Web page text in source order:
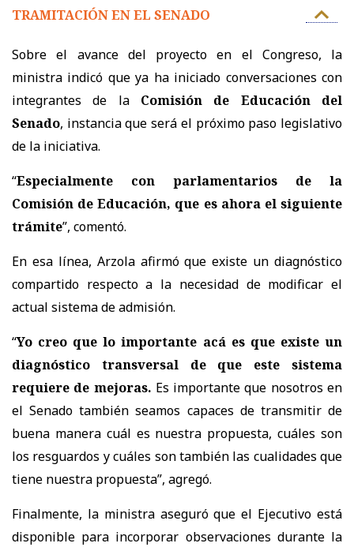
TRAMITACIÓN EN EL SENADO
Sobre el avance del proyecto en el Congreso, la
ministra indicó que ya ha iniciado conversaciones con
integrantes de la Comisión de Educación del
Senado, instancia que será el próximo paso legislativo
de la iniciativa.
“Especialmente con parlamentarios de la
Comisión de Educación, que es ahora el siguiente
trámite”, comentó.
En esa línea, Arzola afirmó que existe un diagnóstico
compartido respecto a la necesidad de modificar el
actual sistema de admisión.
“Yo creo que lo importante acá es que existe un
diagnóstico transversal de que este sistema
requiere de mejoras. Es importante que nosotros en
el Senado también seamos capaces de transmitir de
buena manera cuál es nuestra propuesta, cuáles son
los resguardos y cuáles son también las cualidades que
tiene nuestra propuesta”, agregó.
Finalmente, la ministra aseguró que el Ejecutivo está
disponible para incorporar observaciones durante la